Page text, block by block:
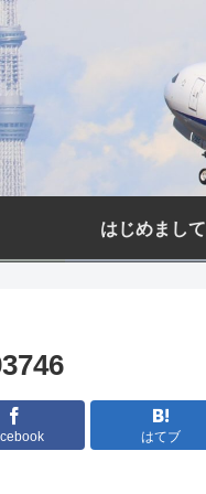
はじめまし
はてブ